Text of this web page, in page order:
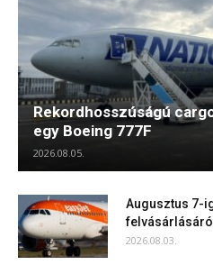
Rekordhosszúságú
egy Boeing 777F
2026.08.05.
Augusztus 7-
2026.08.03.